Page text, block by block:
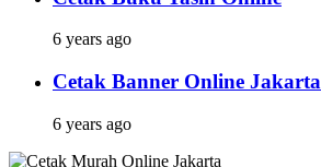
6 years ago
Cetak Banner Online Jakarta
6 years ago